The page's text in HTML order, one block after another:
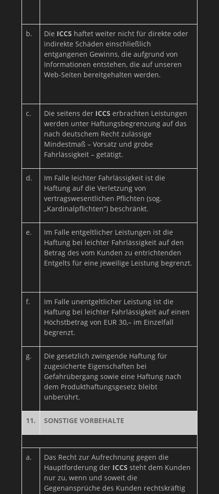
b. Die ICCS haftet weiter nicht für direkte oder
indirekte Schäden einschließlich
entgangenen Gewinns, die aufgrund von
Informationen entstehen, die auf unseren
Web-Seiten bereitgehalten werden.
c. Die seitens der ICCS erbrachten Leistungen
werden unter Haftungsbegrenzung auf das
nach deutschem Recht zulässige
Mindestmaß – Vorsatz und grobe
Fahrlässigkeit – getätigt.
d.
Im Falle leichter Fahrlässigkeit ist die
Haftung auf die Verletzung von
vertragswesentlichen Pflichten (sog.
„Kardinalpflichten“) beschränkt.
e.
Im Falle entgeltlicher Leistungen ist die
Haftung bei leichter Fahrlässigkeit auf den
Betrag des vom Kunden zu entrichtenden
Entgelts für eine jeweilige Leistung begrenzt.
f.
Im Falle unentgeltlicher Leistung ist die
Haftung bei leichter Fahrlässigkeit auf einen
Höchstbetrag von EUR 30,– im Einzelfall
begrenzt.
g.
Die gesetzlich zwingende Haftung für
zugesicherte Eigenschaften bei
Gefahrübergang sowie eine Haftung nach
dem Produkthaftungsgesetz bleibt
unberührt.
11. SONSTIGE VORBEHALTE
a.
Das Recht zur Aufrechnung gegen die
Hauptforderung der ICCS steht dem Kunden
nur zu, wenn und soweit die
Gegenansprüche des Kunden rechtskräftig